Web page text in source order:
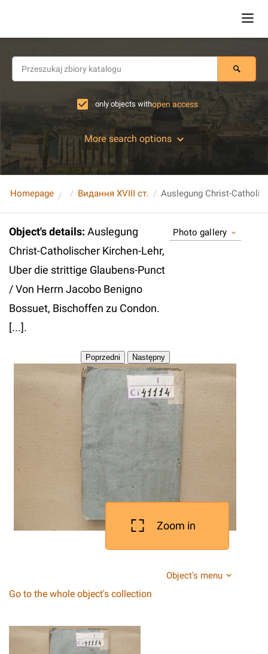
only objects withopen access
More search options
Homepage Видання XVIII ст.
Object's details: Auslegung
Christ-Catholischer Kirchen-Lehr,
Uber die strittige Glaubens-Punct
/ Von Herrn Jacobo Benigno
Bossuet, Bischoffen zu Condon.
[...].
Photo gallery
Zoom in
Object's menu
Go to the whole object's collection